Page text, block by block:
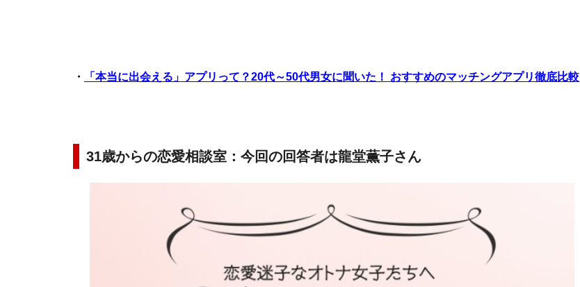
・ 「本当に出会える」アプリって？20代～50代男女に聞いた！ おすすめのマッチングアプリ徹底比較
31歳からの恋愛相談室：今回の回答者は龍堂薫子さん